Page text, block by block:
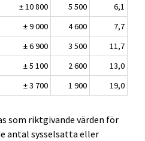
± 10 800 5 500
6,1
± 9 000 4 600
7,7
± 6 900 3 500
11,7
± 5 100 2 600
13,0
± 3 700 1 900 19,0
som riktgivande värden för
antal sysselsatta eller